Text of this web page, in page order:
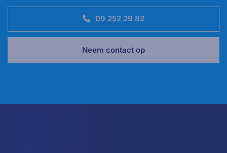
09 252 29 82
Neem contact op